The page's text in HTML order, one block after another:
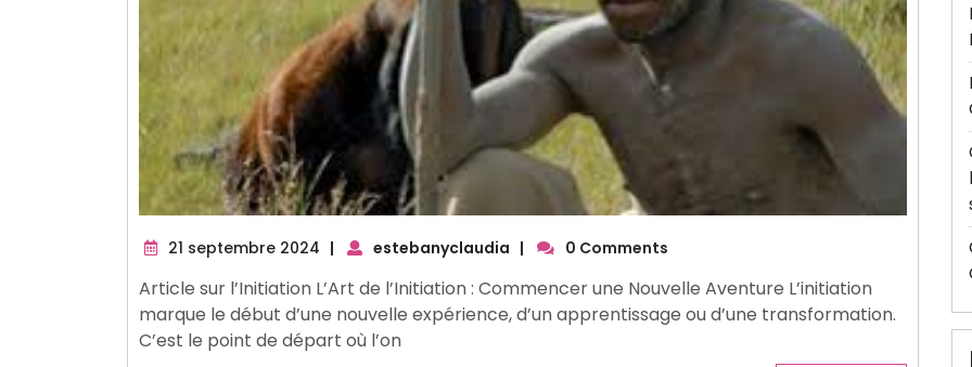
21 septembre 2024 21
2024
| estebanyclaudia | 0 Comments
Article sur l’Initiation L’Art de l’Initiation : Commencer une Nouvelle Aventure L’initiation
marque le début d’une nouvelle expérience, d’un apprentissage ou d’une transformation.
C’est le point de départ où l’on